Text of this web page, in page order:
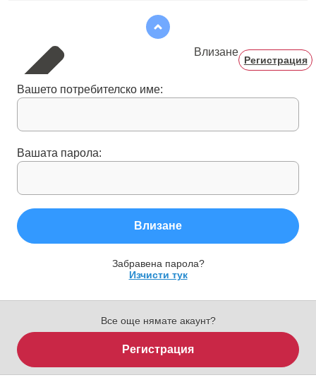
Влизане
Регистрация
Вашето потребителско име:
Вашата парола:
Влизане
Забравена парола?
Изчисти тук
Все още нямате акаунт?
Регистрация